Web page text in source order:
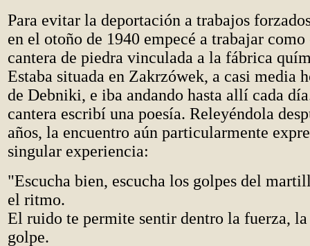
Para evitar la deportación a trabajos
en el otoño de 1940 empecé a trabajar como
cantera de piedra vinculada a la fábrica
Estaba situada en Zakrzówek, a casi media
de Debniki, e iba andando hasta allí cada
cantera escribí una poesía. Releyéndola
años, la encuentro aún particularmente
singular experiencia:
"Escucha bien, escucha los golpes del
el ritmo.
El ruido te permite sentir dentro la fuerza,
golpe.